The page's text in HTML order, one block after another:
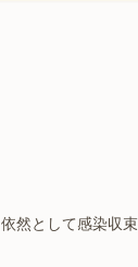
然として感染収